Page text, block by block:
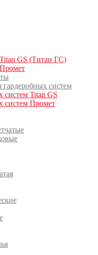
GS (Титан ГС)
систем
систем Titan GS
систем Промет